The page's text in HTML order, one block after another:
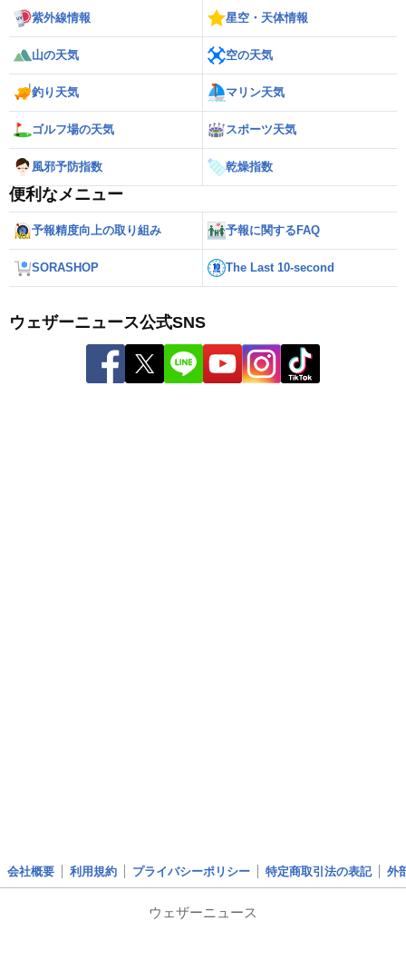
紫外線情報 星空・天体情報
山の天気 空の天気
釣り天気 マリン天気
ゴルフ場の天気 スポーツ天気
風邪予防指数 乾燥指数
便利なメニュー
予報精度向上の取り組み 予報に関するFAQ
SORASHOP The Last 10-second
ウェザーニュース公式SNS
会社概要 利用規約 プライバシーポリシー 特定商取引法の表記 外
ウェザーニュース